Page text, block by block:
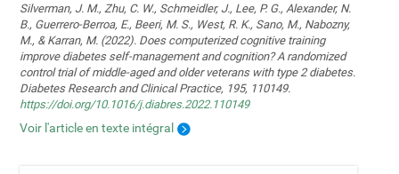
Silverman, J. M., Zhu, C. W., Schmeidler, J., Lee, P. G., Alexander, N.
B., Guerrero-Berroa, E., Beeri, M. S., West, R. K., Sano, M., Nabozny,
M., & Karran, M. (2022). Does computerized cognitive training
improve diabetes self-management and cognition? A randomized
control trial of middle-aged and older veterans with type 2 diabetes.
Diabetes Research and Clinical Practice, 195, 110149.
https://doi.org/10.1016/j.diabres.2022.110149
Voir l'article en texte intégral